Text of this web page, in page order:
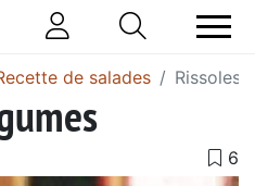
de salades Rissoles